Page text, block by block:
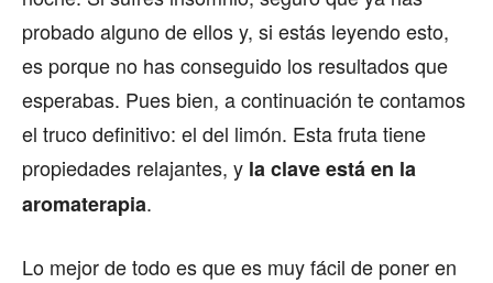
probado alguno de ellos y, si estás leyendo esto,
es porque no has conseguido los resultados que
esperabas. Pues bien, a continuación te contamos
el truco definitivo: el del limón. Esta fruta tiene
propiedades relajantes, y la clave está en la
aromaterapia.
Lo mejor de todo es que es muy fácil de poner en